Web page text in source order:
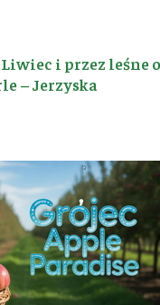
i przez leśne
– Jerzyska